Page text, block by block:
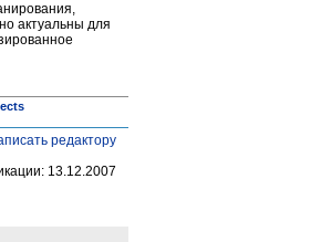
актуальны для
редактору
13.12.2007